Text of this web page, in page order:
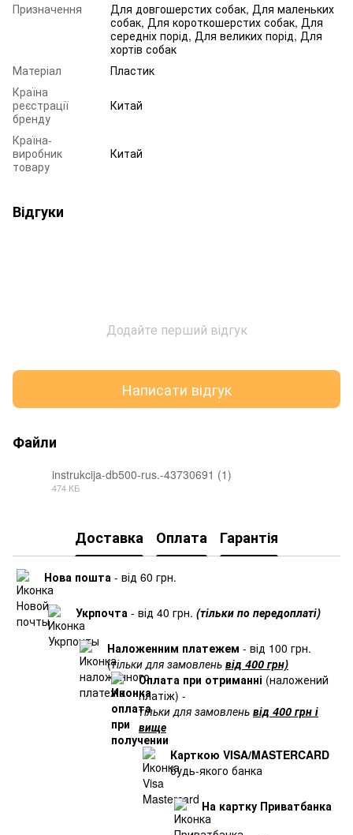
Призначення
Для довгошерстих собак, Для маленьких
собак, Для короткошерстих собак, Для
середніх порід, Для великих порід, Для
хортів собак
Матеріал
Пластик
Країна
реєстрації
бренду
Китай
Країна-
виробник
товару
Китай
Відгуки
Додайте перший відгук
Написати відгук
Файли
instrukcija-db500-rus.-43730691 (1)
474 КБ
Доставка Оплата Гарантія
Нова пошта - від 60 грн.
Укрпочта - від 40 грн. (тільки по передоплаті)
Наложенним платежем - від 100 грн.
(тільки для замовлень від 400 грн)
Оплата при отриманні (наложений
платіж) -
тільки для замовлень від 400 грн і
вище
Карткою VISA/MASTERCARD
будь-якого банка
На картку Приватбанка